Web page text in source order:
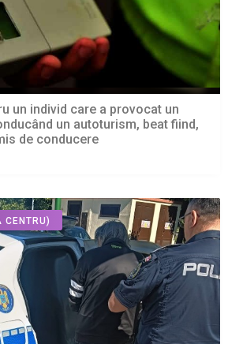
un individ care a provocat un
un autoturism, beat fiind,
de conducere
CENTRU)